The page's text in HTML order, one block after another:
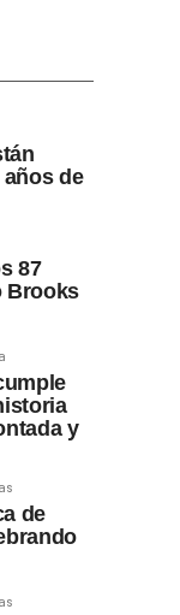
de
87
Brooks
y
de